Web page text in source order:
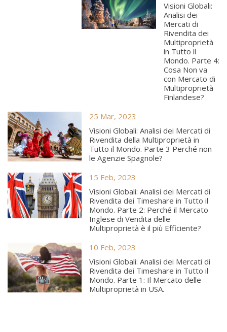
Visioni Globali:
Analisi dei
Mercati di
Rivendita dei
Multiproprietà
in Tutto il
Mondo. Parte 4:
Cosa Non va
con Mercato di
Multiproprietà
Finlandese?
25 Mar, 2023
Visioni Globali: Analisi dei Mercati di
Rivendita della Multiproprietà in
Tutto il Mondo. Parte 3 Perché non
le Agenzie Spagnole?
15 Feb, 2023
Visioni Globali: Analisi dei Mercati di
Rivendita dei Timeshare in Tutto il
Mondo. Parte 2: Perché il Mercato
Inglese di Vendita delle
Multiproprietà è il più Efficiente?
10 Feb, 2023
Visioni Globali: Analisi dei Mercati di
Rivendita dei Timeshare in Tutto il
Mondo. Parte 1: Il Mercato delle
Multiproprietà in USA.